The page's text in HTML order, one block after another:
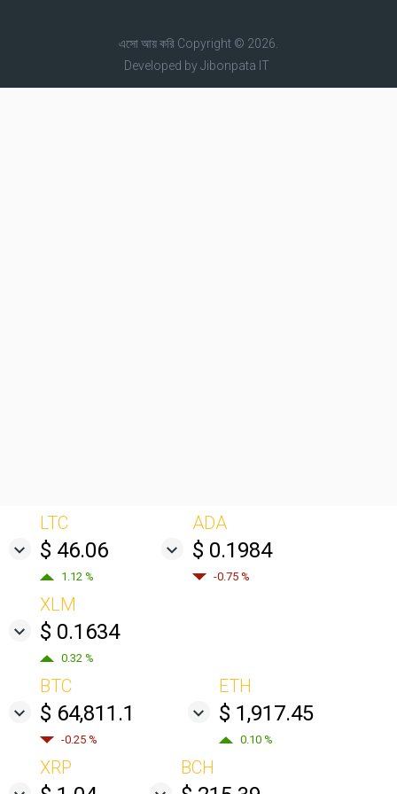
এসো আয় করিCopyright © 2026.
Developed byJibonpata IT
LTC
$ 46.06
1.12 %
ADA
$ 0.1984
-0.75 %
XLM
$ 0.1634
0.32 %
BTC
$ 64,811.1
-0.25 %
ETH
$ 1,917.45
0.10 %
XRP BCH